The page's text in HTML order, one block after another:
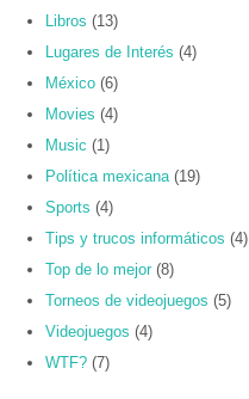
Libros (13)
Lugares de Interés (4)
México (6)
Movies (4)
Music (1)
Política mexicana (19)
Sports (4)
Tips y trucos informáticos (4)
Top de lo mejor (8)
Torneos de videojuegos (5)
Videojuegos (4)
WTF? (7)